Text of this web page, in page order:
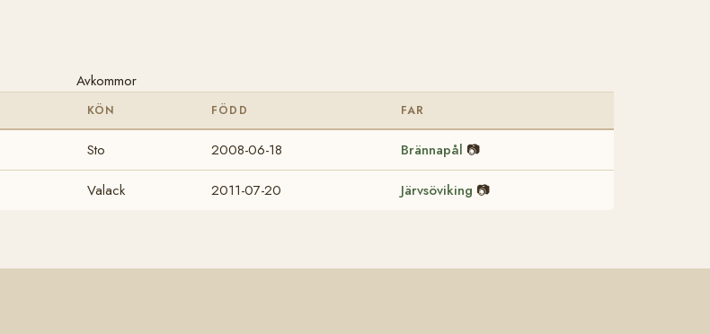
Avkommor
KÖN FÖDD FAR
Sto 2008-06-18 Brännapål 📷
Valack 2011-07-20 Järvsöviking 📷